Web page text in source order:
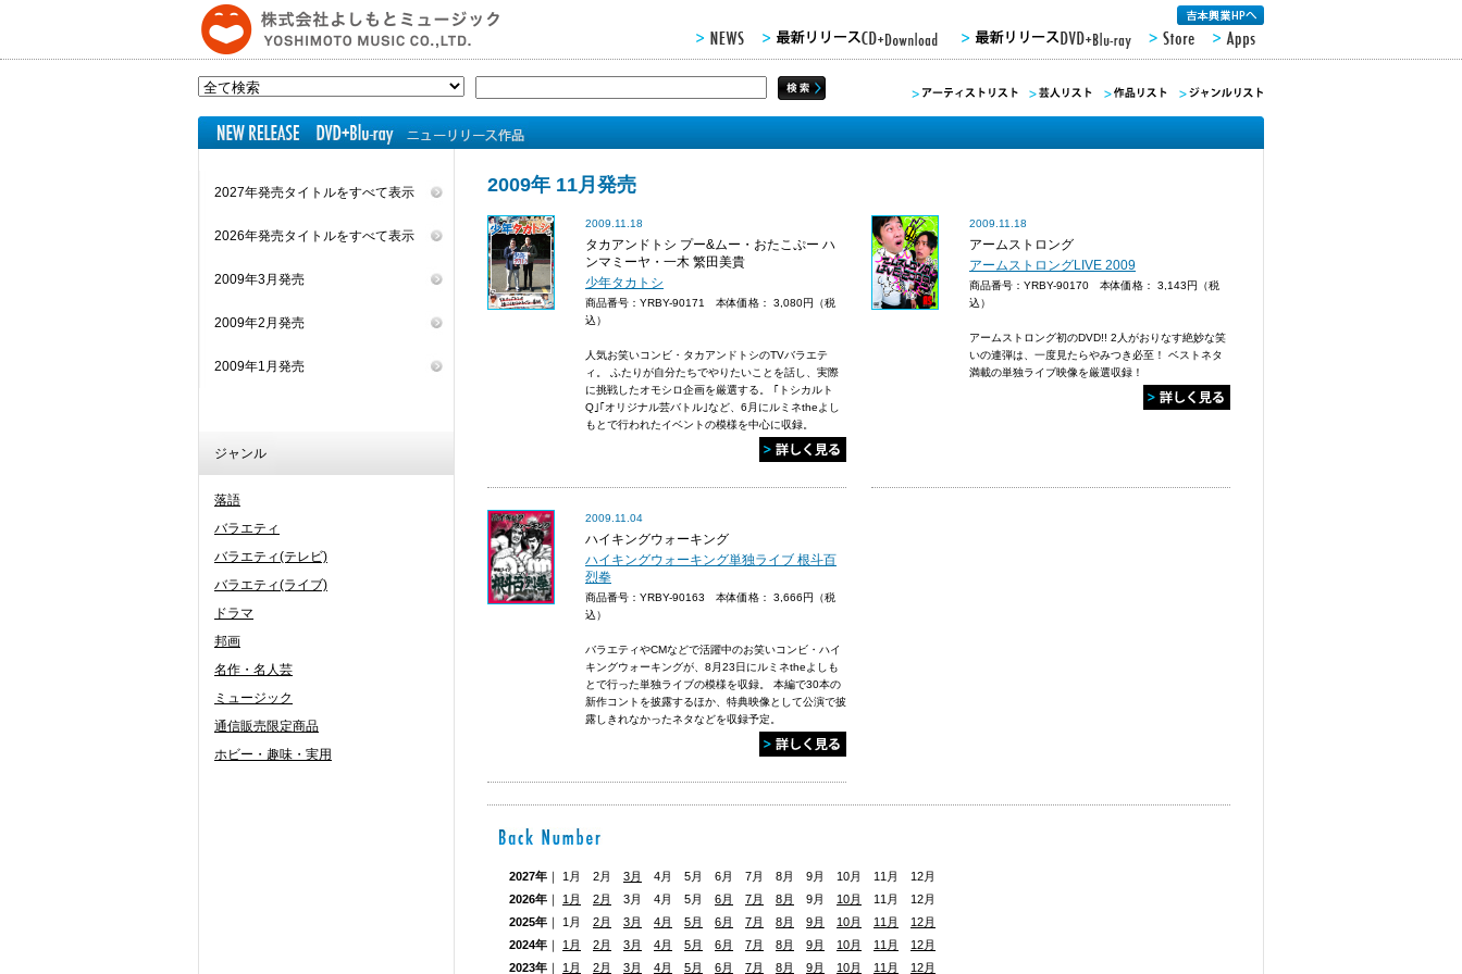
2027年発売タイトルをすべて表示
2026年発売タイトルをすべて表示
2009年3月発売
2009年2月発売
2009年1月発売
ジャンル
落語
バラエティ
バラエティ(テレビ)
バラエティ(ライブ)
ドラマ
邦画
名作・名人芸
ミュージック
通信販売限定商品
ホビー・趣味・実用
2009年 11月発売
2009.11.18
タカアンドトシ プー&ムー・おたこぷー ハ
ンマミーヤ・一木 繁田美貴
少年タカトシ
商品番号：YRBY-90171 本体価格： 3,080円（税
込）
人気お笑いコンビ・タカアンドトシのTVバラエテ
ィ。 ふたりが自分たちでやりたいことを話し、実際
に挑戦したオモシロ企画を厳選する。 ｢トシカルト
Q｣｢オリジナル芸バトル｣など、6月にルミネtheよし
もとで行われたイベントの模様を中心に収録。
2009.11.18
アームストロング
アームストロングLIVE 2009
商品番号：YRBY-90170 本体価格： 3,143円（税
込）
アームストロング初のDVD!! 2人がおりなす絶妙な笑
いの連弾は、一度見たらやみつき必至！ ベストネタ
満載の単独ライブ映像を厳選収録！
2009.11.04
ハイキングウォーキング
ハイキングウォーキング単独ライブ 根斗百
烈拳
商品番号：YRBY-90163 本体価格： 3,666円（税
込）
バラエティやCMなどで活躍中のお笑いコンビ・ハイ
キングウォーキングが、8月23日にルミネtheよしも
とで行った単独ライブの模様を収録。 本編で30本の
新作コントを披露するほか、特典映像として公演で披
露しきれなかったネタなどを収録予定。
2027年 ｜ 1月 2月 3月
4月 5月 6月 7月 8月 9月 10月 11月 12月
2026年 ｜ 1月 2月 3月 4月 5月 6月 7月 8月 9月 10月
11月 12月
2025年 ｜ 1月 2月 3月 4月 5月 6月 7月 8月 9月 10月 11月
12月
2024年 ｜ 1月 2月 3月 4月 5月 6月 7月 8月 9月 10月 11月
12月
2023年 ｜ 1月 2月 3月 4月 5月 6月 7月 8月 9月 10月 11月 12月